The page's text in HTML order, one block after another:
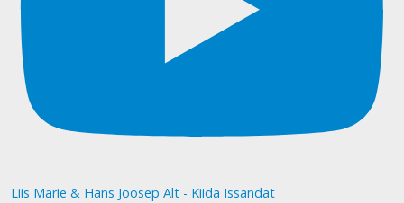
Liis Marie & Hans Joosep Alt - Kiida Issandat